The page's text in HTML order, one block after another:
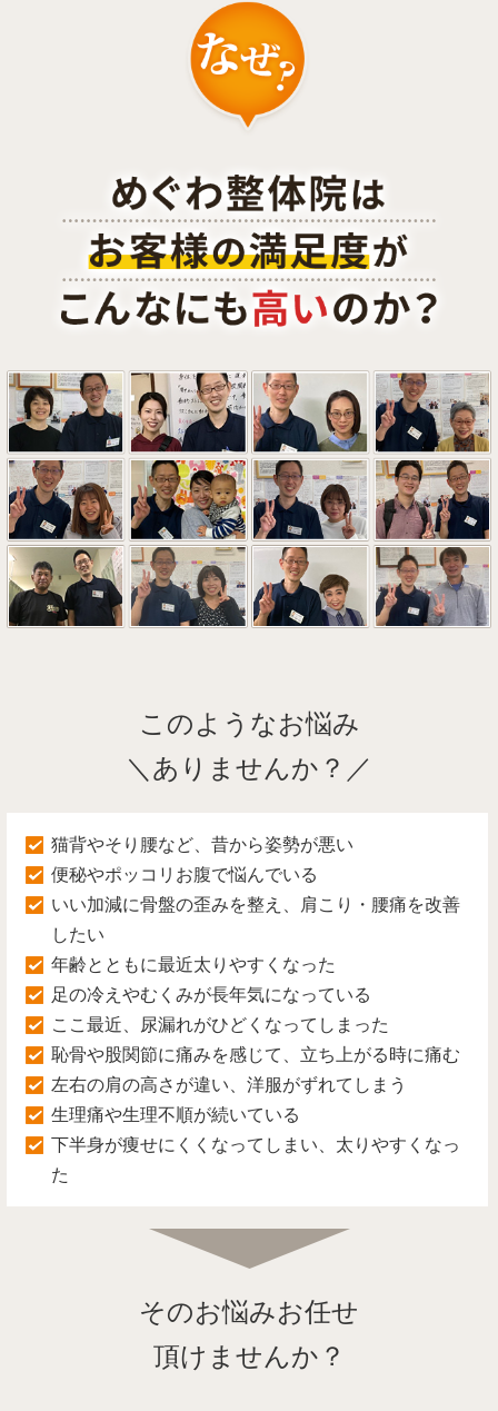
このようなお悩み
＼ありませんか？／
猫背やそり腰など、昔から姿勢が悪い
便秘やポッコリお腹で悩んでいる
いい加減に骨盤の歪みを整え、肩こり・腰痛を改善
したい
年齢とともに最近太りやすくなった
足の冷えやむくみが長年気になっている
ここ最近、尿漏れがひどくなってしまった
恥骨や股関節に痛みを感じて、立ち上がる時に痛む
左右の肩の高さが違い、洋服がずれてしまう
生理痛や生理不順が続いている
下半身が痩せにくくなってしまい、太りやすくなっ
た
そのお悩みお任せ
頂けませんか？